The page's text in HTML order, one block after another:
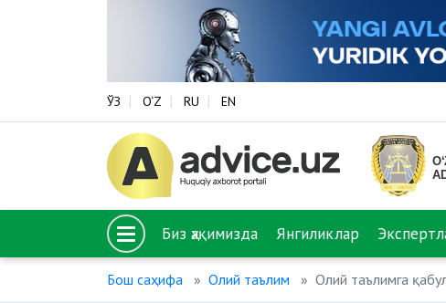
ЎЗ O‘Z RU EN
Биз ҳақимизда Янгиликлар
Бош саҳифа Олий таълим Олий таълимга